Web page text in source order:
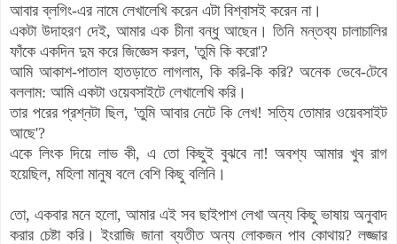
আবার ব্লগিং-এর নামে লেখালেখি করেন এটা বিশ্বাসই করেন না।
একটা উদাহরণ দেই, আমার এক চীনা বন্ধু আছেন। তিনি মন্তব্য চালাচালির
ফাঁকে একদিন দুম করে জিজ্ঞেস করল, 'তুমি কি করো'?
আমি আকাশ-পাতাল হাতড়াতে লাগলাম, কি করি-কি করি? অনেক ভেবে-টেবে
বললাম: আমি একটা ওয়েবসাইটে লেখালেখি করি।
তার পরের প্রশ্নটা ছিল, 'তুমি আবার নেটে কি লেখ! সত্যি তোমার ওয়েবসাইট
আছে'?
একে লিংক দিয়ে লাভ কী, এ তো কিছুই বুঝবে না! অবশ্য আমার খুব রাগ
হয়েছিল, মহিলা মানুষ বলে বেশি কিছু বলিনি।
তো, একবার মনে হলো, আমার এই সব ছাইপাশ লেখা অন্য কিছু ভাষায় অনুবাদ
করার চেষ্টা করি। ইংরাজি জানা ব্যতীত অন্য লোকজন পাব কোথায়? লজ্জার